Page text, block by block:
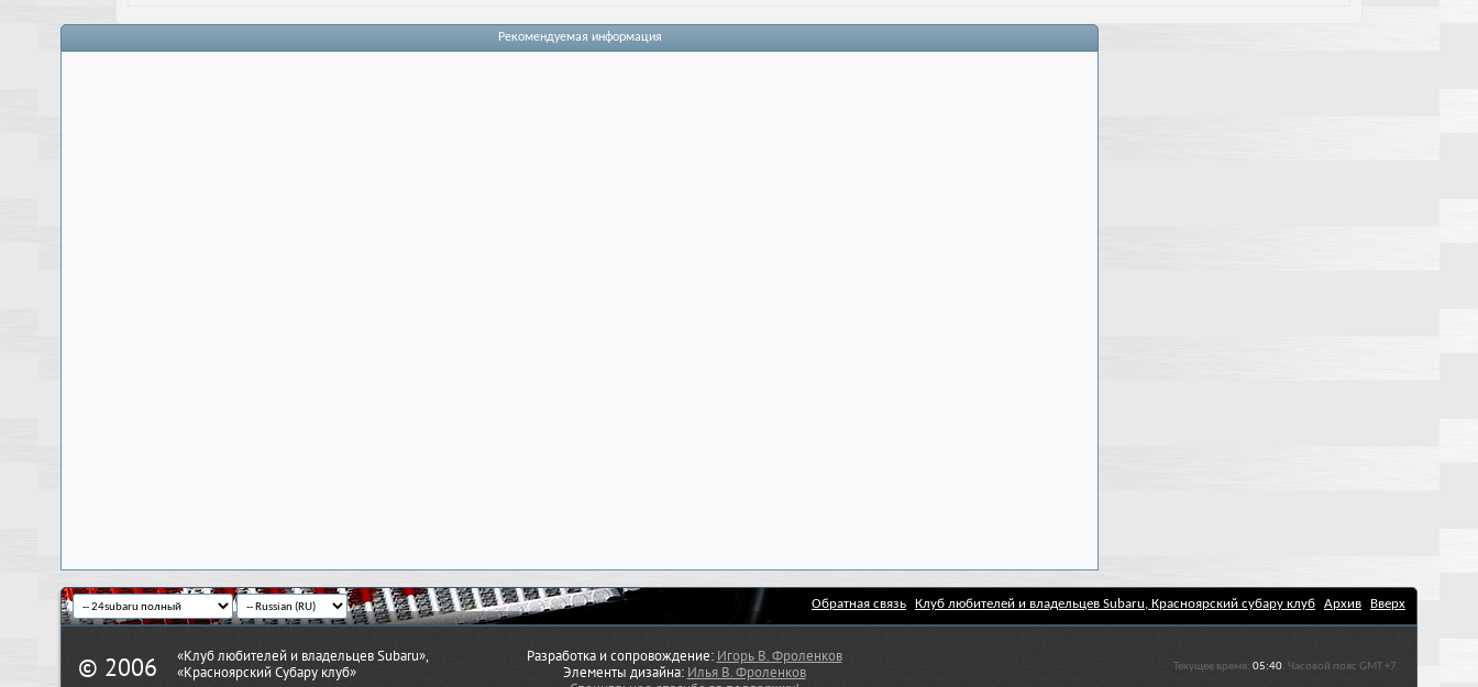
Рекомендуемая информация
Обратная связь Клуб любителей и владельцев Subaru, Красноярский субару клуб Архив Вверх
© 2006
«Клуб любителей и владельцев Subaru»,
«Красноярский Субару клуб»
Разработка и сопровождение: Игорь В. Фроленков
Элементы дизайна: Илья В. Фроленков
Текущее время: 05:40. Часовой пояс GMT +7.